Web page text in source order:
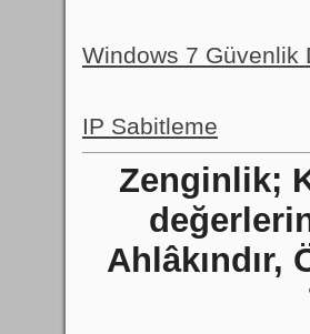
Windows 7 Güvenlik
IP Sabitleme
Zenginlik;
Ahlâkındır,